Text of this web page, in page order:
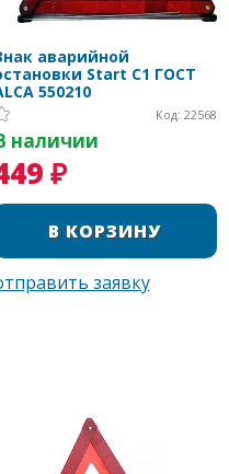
аварийной
Start С1 ГОСТ
550210
Код: 22568
наличии
₽